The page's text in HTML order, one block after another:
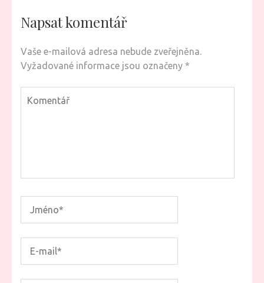
Napsat komentář
Vaše e-mailová adresa nebude zveřejněna.
Vyžadované informace jsou označeny *